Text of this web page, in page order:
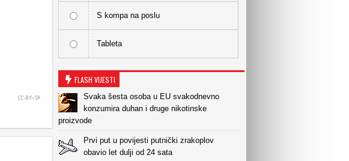
S kompa na poslu
Tableta
FLASH VIJESTI
Svaka šesta osoba u EU svakodnevno
konzumira duhan i druge nikotinske
proizvode
Prvi put u povijesti putnički zrakoplov
obavio let dulji od 24 sata